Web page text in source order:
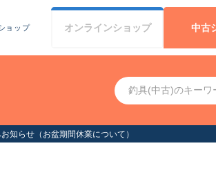
ョップ オンラインショップ 中古
知らせ（お盆期間休業について）